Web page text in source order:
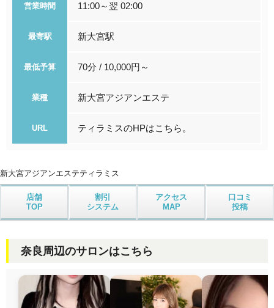
営業時間 11:00～翌 02:00
最寄駅 新大宮駅
最低予算 70分 / 10,000円～
業種 新大宮アジアンエステ
URL ティラミスのHPはこちら。
新大宮アジアンエステティラミス
店舗
TOP
割引
システム
アクセス
MAP
口コミ
投稿
奈良周辺のサロンはこちら